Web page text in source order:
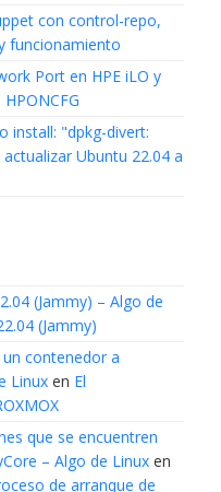
con control-repo,
funcionamiento
Port en HPE iLO y
install: "dpkg-divert:
Ubuntu 22.04 a
(Jammy) – Algo de
(Jammy)
contenedor a
Linuxen El
que se encuentren
– Algo de Linuxen
de arranque de